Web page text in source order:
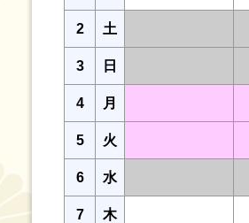
2 土
3 日
4 月
5 火
6 水
7 木